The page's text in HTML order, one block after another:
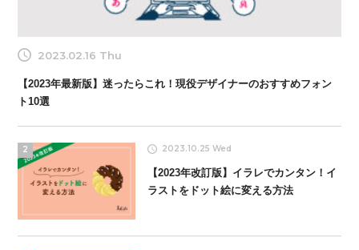
2023.02.16 Thu
【2023年最新版】迷ったらこれ！現役デザイナーのおすすめフォン
ト10選
2 2023.10.25 Wed
【2023年改訂版】イラレでカンタン！イ
ラストをドット絵に変える方法